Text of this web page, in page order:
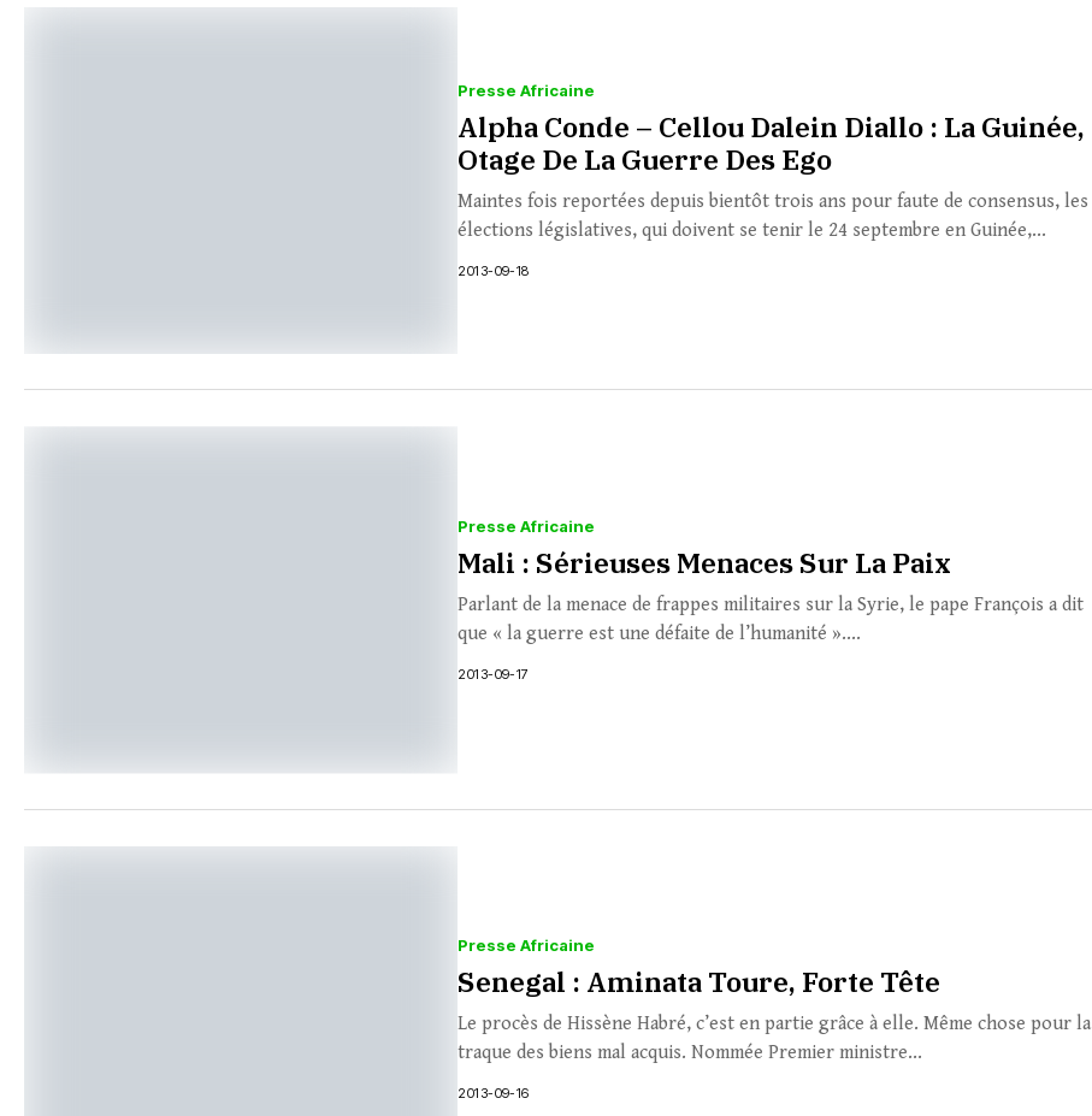
Presse Africaine
Alpha Conde – Cellou Dalein Diallo : La Guinée,
Otage De La Guerre Des Ego
Maintes fois reportées depuis bientôt trois ans pour faute de consensus, les
élections législatives, qui doivent se tenir le 24 septembre en Guinée,...
2013-09-18
Presse Africaine
Mali : Sérieuses Menaces Sur La Paix
Parlant de la menace de frappes militaires sur la Syrie, le pape François a dit
que « la guerre est une défaite de l’humanité »....
2013-09-17
Presse Africaine
Senegal : Aminata Toure, Forte Tête
Le procès de Hissène Habré, c’est en partie grâce à elle. Même chose pour la
traque des biens mal acquis. Nommée Premier ministre...
2013-09-16